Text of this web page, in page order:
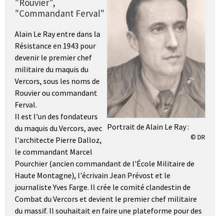
Portrait de Alain Le Ray :
© DR
"Rouvier",
"Commandant Ferval"
Alain Le Ray entre dans la
Résistance en 1943 pour
devenir le premier chef
militaire du maquis du
Vercors, sous les noms de
Rouvier ou commandant
Ferval.
Il est l'un des fondateurs
du maquis du Vercors, avec
l'architecte Pierre Dalloz,
le commandant Marcel
Pourchier (ancien commandant de l'École Militaire de
Haute Montagne), l'écrivain Jean Prévost et le
journaliste Yves Farge. Il crée le comité clandestin de
Combat du Vercors et devient le premier chef militaire
du massif. Il souhaitait en faire une plateforme pour des